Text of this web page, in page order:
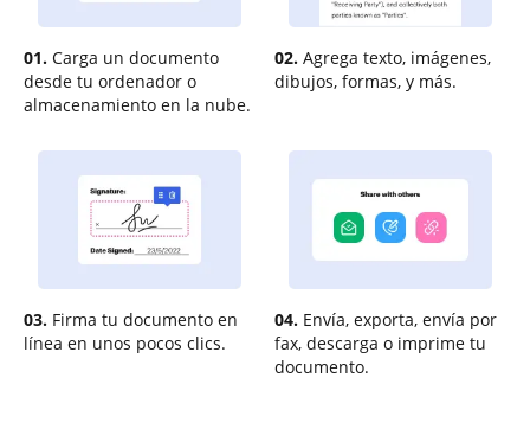
01. Carga un documento
desde tu ordenador o
almacenamiento en la nube.
02. Agrega texto, imágenes,
dibujos, formas, y más.
03. Firma tu documento en
línea en unos pocos clics.
04. Envía, exporta, envía por
fax, descarga o imprime tu
documento.